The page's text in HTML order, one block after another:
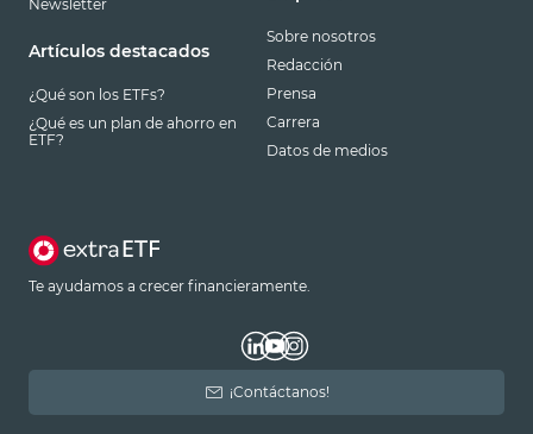
Newsletter
Artículos destacados
¿Qué son los ETFs?
¿Qué es un plan de ahorro en
ETF?
Sobre nosotros
Redacción
Prensa
Carrera
Datos de medios
Te ayudamos a crecer financieramente.
¡Contáctanos!